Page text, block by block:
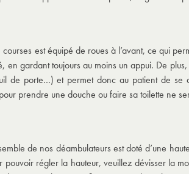
est équipé de roues à l’avant, ce qui
en gardant toujours au moins un appui. De
de porte…) et permet donc au patient de
prendre une douche ou faire sa toilette ne
de nos déambulateurs est doté d’une
pouvoir régler la hauteur, veuillez dévisser la